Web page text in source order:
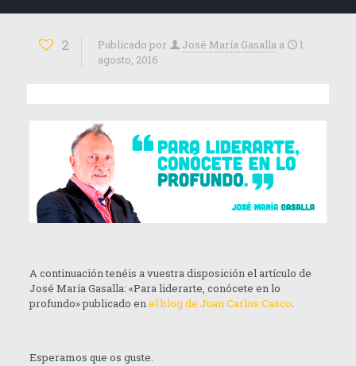
2 Publicado por José María Gasalla a
1
agosto, 2016
A continuación tenéis a vuestra disposición el artículo de
José María Gasalla: «Para liderarte, conócete en lo
profundo» publicado enel blog de Juan Carlos Casco.
Esperamos que os guste.